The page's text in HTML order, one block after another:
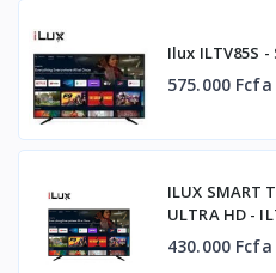
Ilux ILTV85S
575.000 Fcfa
ILUX SMART
ULTRA HD -
430.000 Fcfa